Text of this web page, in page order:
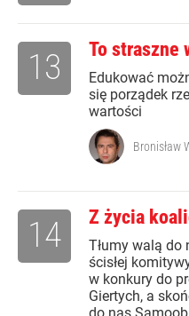
To straszne
Edukować
się porządek
wartości
13
Bronisław
Z życia
Tłumy walą do
ścisłej
w konkury do
Giertych, a
14